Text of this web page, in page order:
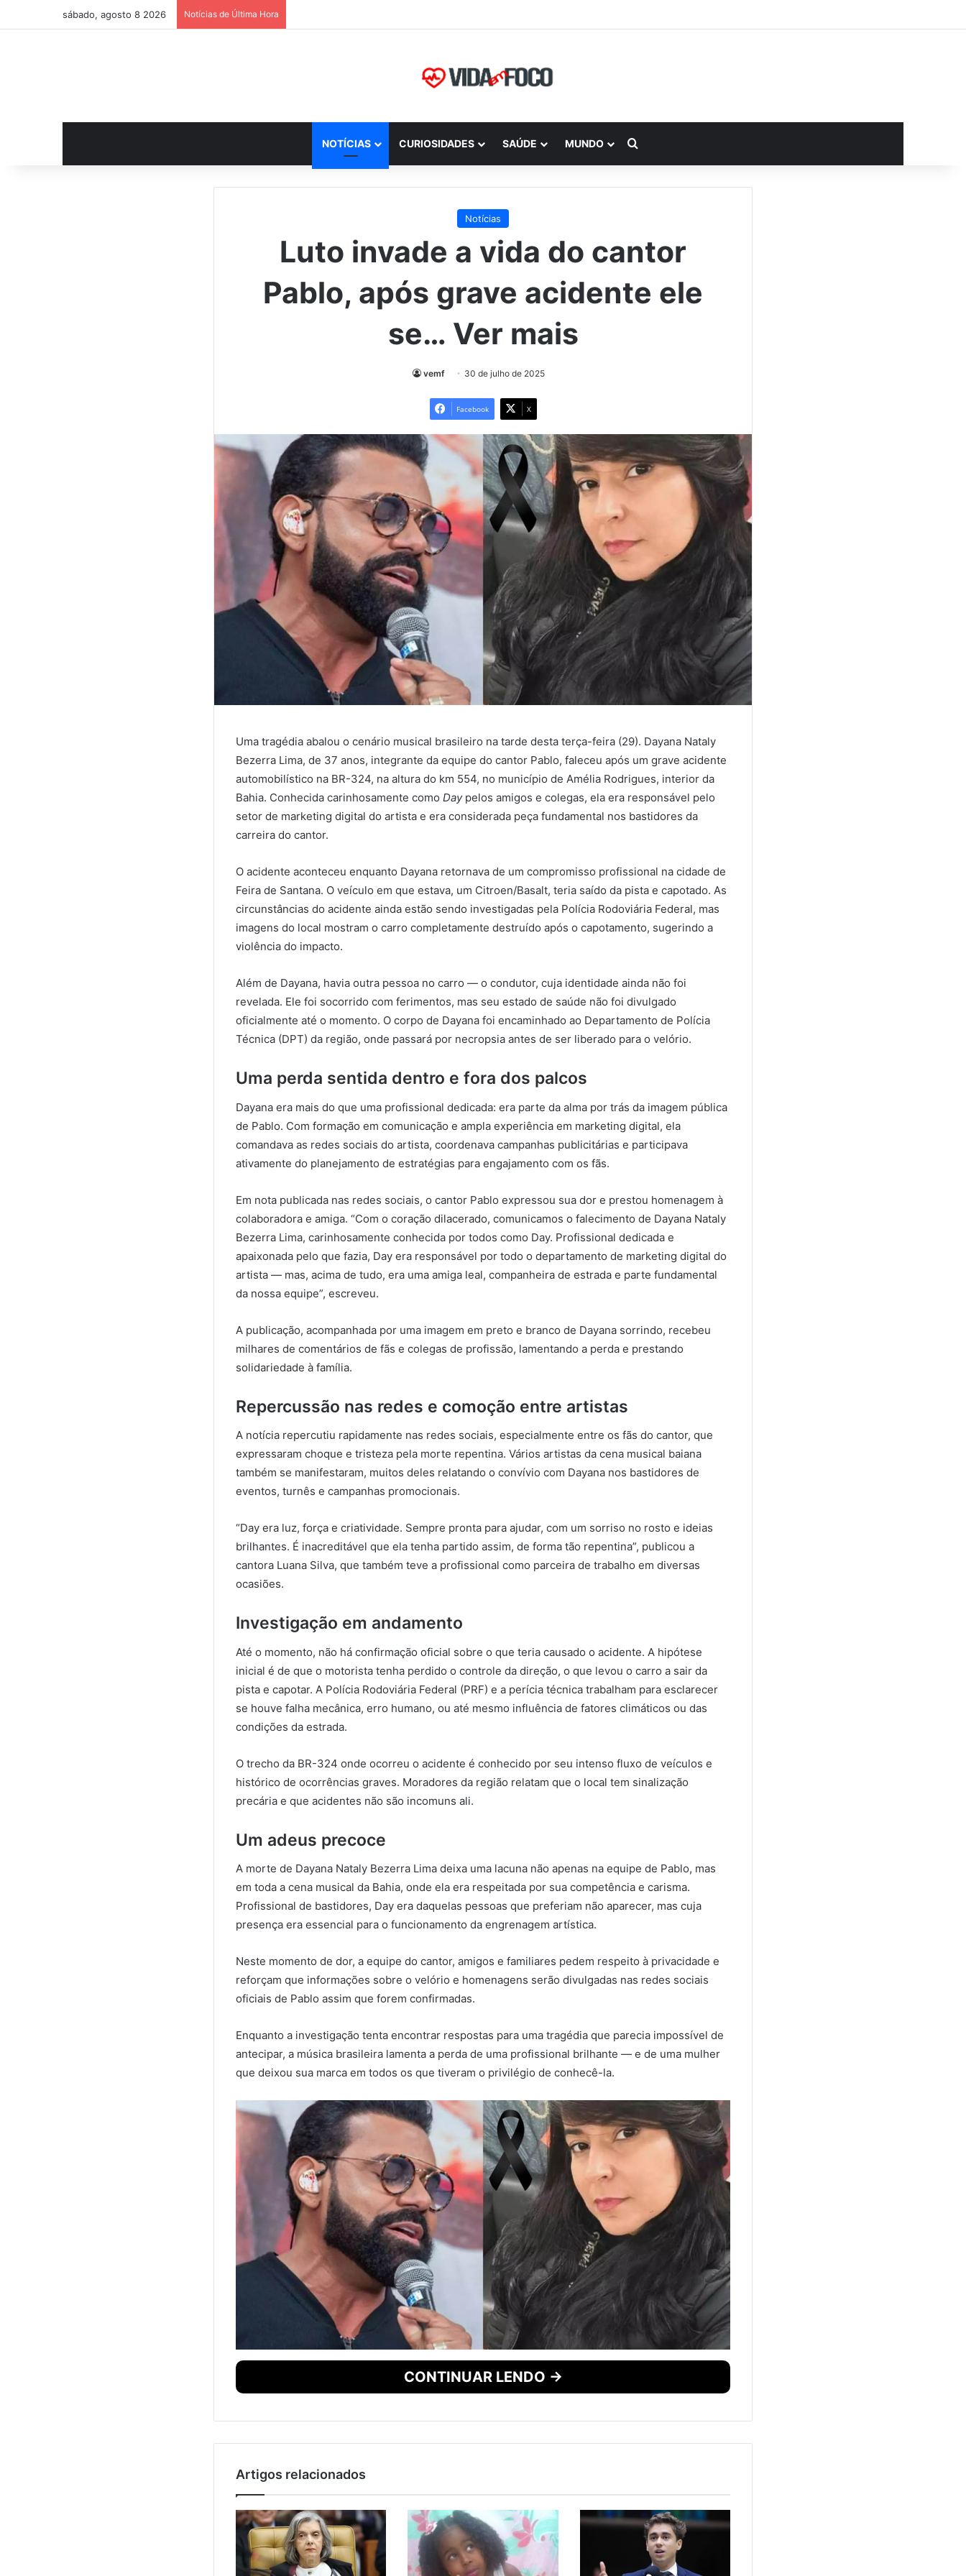
sábado, agosto 8 2026 Notícias de Última Hora
NOTÍCIAS CURIOSIDADES SAÚDE MUNDO
Notícias
Luto invade a vida do cantor
Pablo, após grave acidente ele
se… Ver mais
vemf 30 de julho de 2025
Facebook X
Uma tragédia abalou o cenário musical brasileiro na tarde desta terça-feira (29). Dayana Nataly
Bezerra Lima, de 37 anos, integrante da equipe do cantor Pablo, faleceu após um grave acidente
automobilístico na BR-324, na altura do km 554, no município de Amélia Rodrigues, interior da
Bahia. Conhecida carinhosamente como Daypelos amigos e colegas, ela era responsável pelo
setor de marketing digital do artista e era considerada peça fundamental nos bastidores da
carreira do cantor.
O acidente aconteceu enquanto Dayana retornava de um compromisso profissional na cidade de
Feira de Santana. O veículo em que estava, um Citroen/Basalt, teria saído da pista e capotado. As
circunstâncias do acidente ainda estão sendo investigadas pela Polícia Rodoviária Federal, mas
imagens do local mostram o carro completamente destruído após o capotamento, sugerindo a
violência do impacto.
Além de Dayana, havia outra pessoa no carro — o condutor, cuja identidade ainda não foi
revelada. Ele foi socorrido com ferimentos, mas seu estado de saúde não foi divulgado
oficialmente até o momento. O corpo de Dayana foi encaminhado ao Departamento de Polícia
Técnica (DPT) da região, onde passará por necropsia antes de ser liberado para o velório.
Uma perda sentida dentro e fora dos palcos
Dayana era mais do que uma profissional dedicada: era parte da alma por trás da imagem pública
de Pablo. Com formação em comunicação e ampla experiência em marketing digital, ela
comandava as redes sociais do artista, coordenava campanhas publicitárias e participava
ativamente do planejamento de estratégias para engajamento com os fãs.
Em nota publicada nas redes sociais, o cantor Pablo expressou sua dor e prestou homenagem à
colaboradora e amiga. “Com o coração dilacerado, comunicamos o falecimento de Dayana Nataly
Bezerra Lima, carinhosamente conhecida por todos como Day. Profissional dedicada e
apaixonada pelo que fazia, Day era responsável por todo o departamento de marketing digital do
artista — mas, acima de tudo, era uma amiga leal, companheira de estrada e parte fundamental
da nossa equipe”, escreveu.
A publicação, acompanhada por uma imagem em preto e branco de Dayana sorrindo, recebeu
milhares de comentários de fãs e colegas de profissão, lamentando a perda e prestando
solidariedade à família.
Repercussão nas redes e comoção entre artistas
A notícia repercutiu rapidamente nas redes sociais, especialmente entre os fãs do cantor, que
expressaram choque e tristeza pela morte repentina. Vários artistas da cena musical baiana
também se manifestaram, muitos deles relatando o convívio com Dayana nos bastidores de
eventos, turnês e campanhas promocionais.
“Day era luz, força e criatividade. Sempre pronta para ajudar, com um sorriso no rosto e ideias
brilhantes. É inacreditável que ela tenha partido assim, de forma tão repentina”, publicou a
cantora Luana Silva, que também teve a profissional como parceira de trabalho em diversas
ocasiões.
Investigação em andamento
Até o momento, não há confirmação oficial sobre o que teria causado o acidente. A hipótese
inicial é de que o motorista tenha perdido o controle da direção, o que levou o carro a sair da
pista e capotar. A Polícia Rodoviária Federal (PRF) e a perícia técnica trabalham para esclarecer
se houve falha mecânica, erro humano, ou até mesmo influência de fatores climáticos ou das
condições da estrada.
O trecho da BR-324 onde ocorreu o acidente é conhecido por seu intenso fluxo de veículos e
histórico de ocorrências graves. Moradores da região relatam que o local tem sinalização
precária e que acidentes não são incomuns ali.
Um adeus precoce
A morte de Dayana Nataly Bezerra Lima deixa uma lacuna não apenas na equipe de Pablo, mas
em toda a cena musical da Bahia, onde ela era respeitada por sua competência e carisma.
Profissional de bastidores, Day era daquelas pessoas que preferiam não aparecer, mas cuja
presença era essencial para o funcionamento da engrenagem artística.
Neste momento de dor, a equipe do cantor, amigos e familiares pedem respeito à privacidade e
reforçam que informações sobre o velório e homenagens serão divulgadas nas redes sociais
oficiais de Pablo assim que forem confirmadas.
Enquanto a investigação tenta encontrar respostas para uma tragédia que parecia impossível de
antecipar, a música brasileira lamenta a perda de uma profissional brilhante — e de uma mulher
que deixou sua marca em todos os que tiveram o privilégio de conhecê-la.
CONTINUAR LENDO →
Artigos relacionados